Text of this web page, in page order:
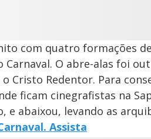
com quatro formações
Carnaval. O abre-alas foi
Cristo Redentor. Para
ficam cinegrafistas na
e abaixou, levando as
Assista